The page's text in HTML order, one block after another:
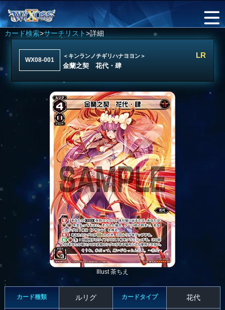
カード検索>サーチリスト>詳細
WX08-001
＜キンランノチギリハナヨヨン＞
金蘭之契 花代・肆
LR
Illust 茶ちえ
カード種類 ルリグ カードタイプ 花代